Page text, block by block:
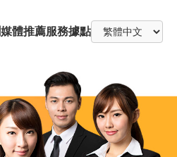
媒體推薦服務據點